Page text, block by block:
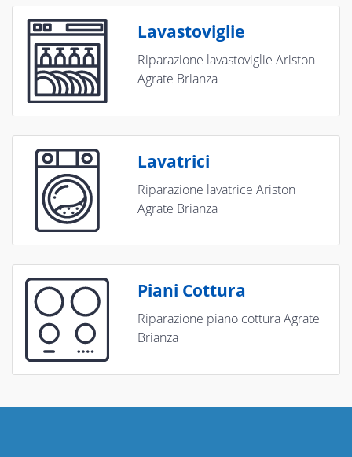
Lavastoviglie
Riparazione lavastoviglie Ariston
Agrate Brianza
Lavatrici
Riparazione lavatrice Ariston
Agrate Brianza
Piani Cottura
Riparazione piano cottura Agrate
Brianza